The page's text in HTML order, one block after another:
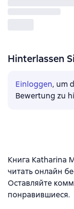
Hinterlassen
Einloggen, um
Bewertung zu
Книга Katharina
читать онлайн
Оставляйте
понравившиеся.